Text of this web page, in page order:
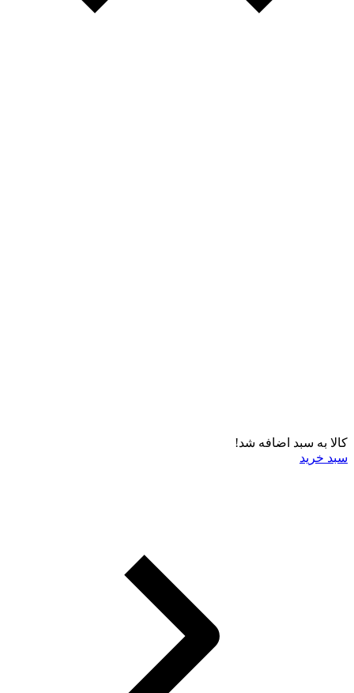
کالا به سبد اضافه شد!
سبد خرید